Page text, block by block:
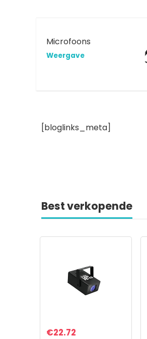
Microfoons
Weergave
[bloglinks_meta]
Best verkopende
€22.72